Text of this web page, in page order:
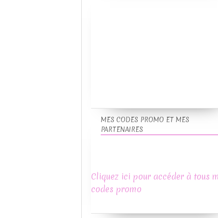
MES CODES PROMO ET MES
PARTENAIRES
Cliquez ici pour accéder à tous
codes promo